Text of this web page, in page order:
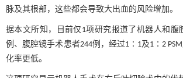
脉及其根部，这些都会导致大出血的风险增加。
据本文所知，目前仅1项研究报道了机器人和腹
例、腹腔镜手术患者244例，经过1∶1及1∶2
化率更低。